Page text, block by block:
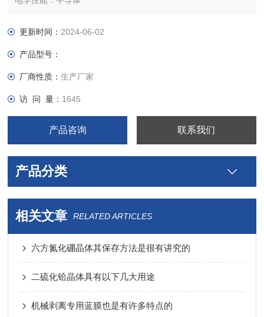
晶胞参数：取决于合金成分：a = b = 0.31 -0.33 nm and c =
晶体类型：合成
晶体纯度：＞99.995%
更新时间： 2024-06-02
产品型号：
厂商性质：生产厂家
访 问 量： 1645
产品咨询 联系我们
产品分类
相关文章 RELATED ARTICLES
六方氮化硼晶体其保存方法是很有讲究的
二硫化铪晶体具有以下几大用途
机械剥离专用蓝膜也是有许多特点的